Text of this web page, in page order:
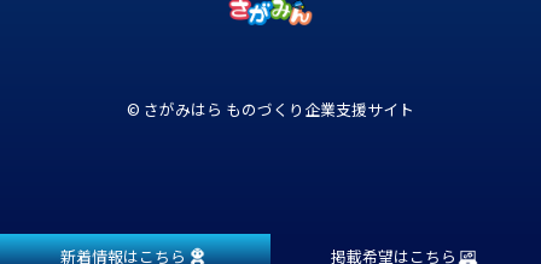
© さがみはら ものづくり企業支援サイト
新着情報はこちら 掲載希望はこちら